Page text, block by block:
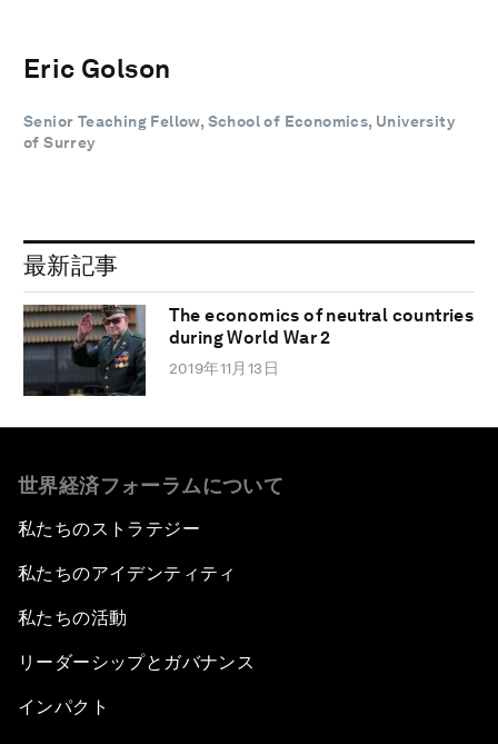
Eric Golson
Senior Teaching Fellow, School of Economics, University
of Surrey
最新記事
The economics of neutral countries
during World War 2
2019年11月13日
世界経済フォーラムについて
私たちのストラテジー
私たちのアイデンティティ
私たちの活動
リーダーシップとガバナンス
インパクト